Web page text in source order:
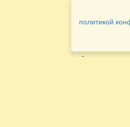
Договора
политикой